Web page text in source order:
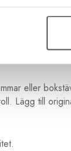
vill göra din
egen
eller
Lägg till